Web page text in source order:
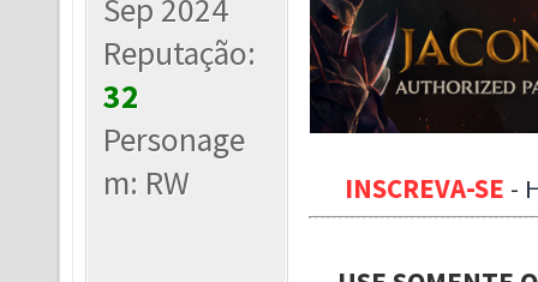
Sep 2024
Reputação:
32
Personage
m: RW
INSCREVA-SE -